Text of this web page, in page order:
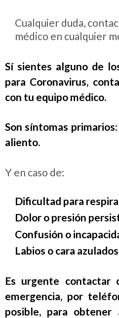
Cualquier duda,
médico en cualquier
Sí sientes alguno de
para Coronavirus,
con tu equipo médico.
Son síntomas
aliento.
Y en caso de:
Dificultad para
Dolor o presión
Confusión o
Labios o cara
Es urgente contactar
emergencia, por
posible, para obtener